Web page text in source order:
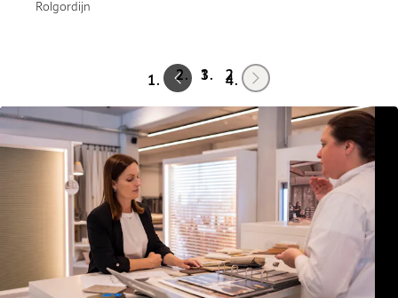
Rolgordijn
Prev 1 2 Next